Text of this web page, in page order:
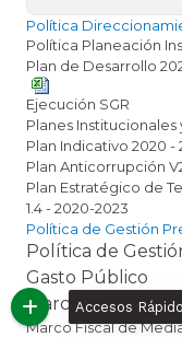
​Política
Política ​Planeación
Plan de Desarrollo
Ejecución SGR​
Planes Instituciona​les​
Plan Indicativo 2020 -
Plan Anticorrupción
Plan Estratégico de
1.4 - 2020-2023
​Polí​tica de Gestión
​​Política de
Gasto Público​​
Marco Fiscal de
Marco Fiscal de
Accesos